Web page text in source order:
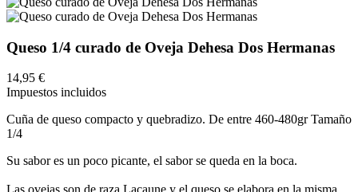
Queso 1/4 curado de Oveja Dehesa Dos Hermanas
14,95 €
Impuestos incluidos
Cuña de queso compacto y quebradizo. De entre 460-480gr Tamaño
1/4
Su sabor es un poco picante, el sabor se queda en la boca.